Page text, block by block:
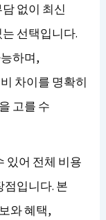
없이 최신
선택입니다.
하며,
차이를 명확히
고를 수
있어 전체 비용
점입니다. 본
와 혜택,